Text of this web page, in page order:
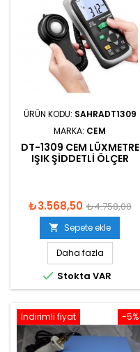
ÜRÜN KODU: SAHRADT1309
MARKA: CEM
DT-1309 CEM LÜXMETRE
IŞIK ŞIDDETLI ÖLÇER
₺3.568,50 ₺4.758,00
 Sepete ekle
Daha fazla
 Stokta VAR
-5%
İndirimli fiyat